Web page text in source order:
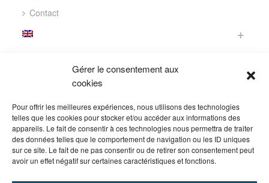
Gérer le consentement aux
cookies
Pour offrir les meilleures expériences, nous utilisons des technologies
telles que les cookies pour stocker et/ou accéder aux informations des
appareils. Le fait de consentir à ces technologies nous permettra de traiter
des données telles que le comportement de navigation ou les ID uniques
sur ce site. Le fait de ne pas consentir ou de retirer son consentement peut
avoir un effet négatif sur certaines caractéristiques et fonctions.
Contact
305 Avenue de la Marjolaine
FRANCE
tél. : +33 (0)4 67 72 02 22
fax : +33 (0)4 99 23 04 07
email :info@dipostel.com